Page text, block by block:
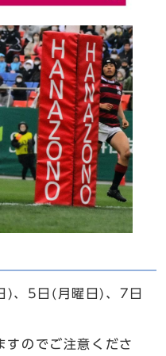
)、5日(月曜日)、7日
のでご注意くださ